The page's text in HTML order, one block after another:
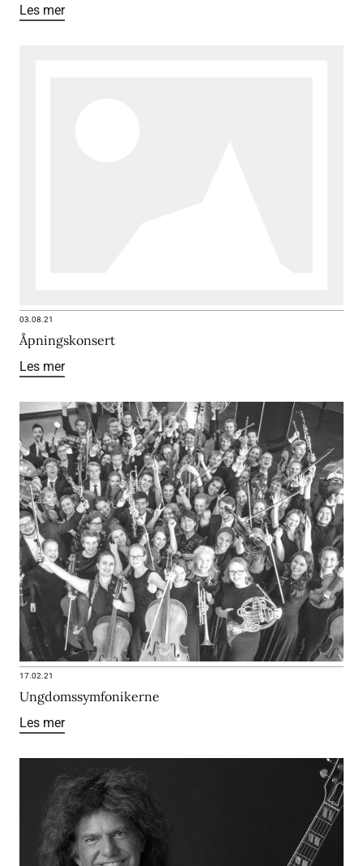
Les mer
03.08.21
Åpningskonsert
Les mer
17.02.21
Ungdomssymfonikerne
Les mer